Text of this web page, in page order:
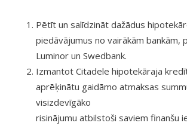
Pētīt un salīdzināt dažādus
piedāvājumus no vairākām bankām,
Luminor un Swedbank.
Izmantot Citadele hipotekāraja
aprēķinātu gaidāmo atmaksas
visizdevīgāko
risinājumu atbilstoši saviem finanšu